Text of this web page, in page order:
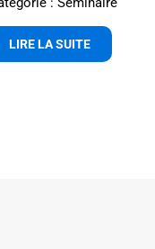
LIRE LA SUITE